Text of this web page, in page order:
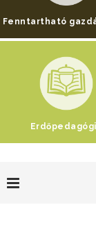
Fenntartható